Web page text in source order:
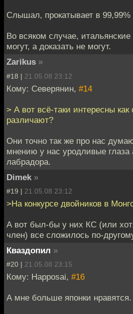
Слышал, прокатывает в 99,99%
Во всяком случае,
могут, а доказать не могут.
Zarikus »
#18 | 21.05.08 23:12
Кому: Северянин, #14
> А вот всё-таки интересны
различают?
Они точно так же про нас
мнению у нас уродливые глаза
лабрадора.
Dimek »
#19 | 21.05.08 23:12
>На конкурсе двойников в
А вот был-бы у них КС (или
член) все сложилось по-
Кваздопил »
#20 | 21.05.08 23:15
Кому: Happosai, #16
А мне больше японки нравятся.